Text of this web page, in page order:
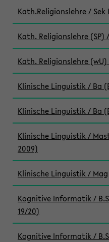
Kath.Religionslehre / Sek I
Kath. Religionslehre (SP)
Kath. Religionslehre (wU)
Klinische Linguistik / Ba
Klinische Linguistik / Ba
Klinische Linguistik /
2009)
Klinische Linguistik / Mag
Kognitive Informatik /
19/20)
Kognitive Informatik /